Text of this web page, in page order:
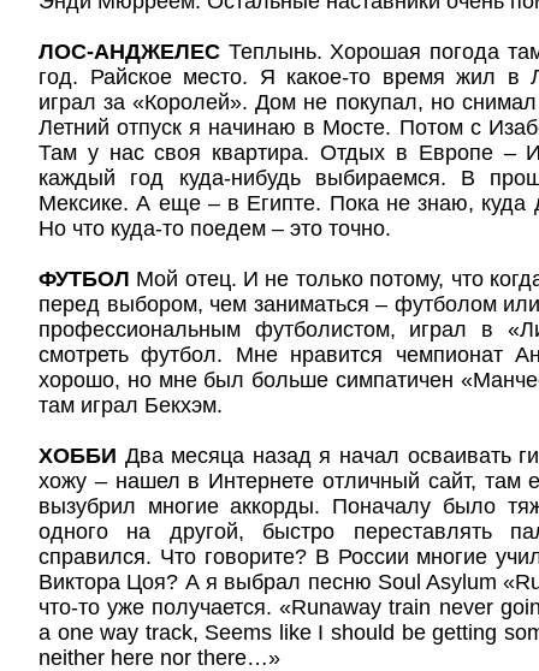
ЛОС-АНДЖЕЛЕС Теплынь. Хорошая погода
год. Райское место. Я какое-то время жил в
играл за «Королей». Дом не покупал, но
Летний отпуск я начинаю в Мосте. Потом с
Там у нас своя квартира. Отдых в Европе –
каждый год куда-нибудь выбираемся. В
Мексике. А еще – в Египте. Пока не знаю, куда
Но что куда-то поедем – это точно.
ФУТБОЛ Мой отец. И не только потому, что
перед выбором, чем заниматься – футболом
профессиональным футболистом, играл в
смотреть футбол. Мне нравится чемпионат
хорошо, но мне был больше симпатичен
там играл Бекхэм.
ХОББИ Два месяца назад я начал осваивать
хожу – нашел в Интернете отличный сайт, там
вызубрил многие аккорды. Поначалу было
одного на другой, быстро переставлять
справился. Что говорите? В России многие
Виктора Цоя? А я выбрал песню Soul Asylum
что-то уже получается. «Runaway train never
a one way track, Seems like I should be getting
neither here nor there…»